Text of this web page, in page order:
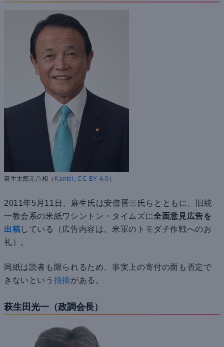
麻生太郎元首相（ Kantei, CC BY 4.0 ）
2011年5月11日、麻生氏は安倍晋三氏らとともに、旧統
一教会系の米紙ワシントン・タイムズに全面意見広告を
出稿している（広告内容は、米軍のトモダチ作戦へのお
礼）。
同紙は読者も限られるため、事実上の寄付の面も否定で
きないという 指摘がある。
萩生田光一（政調会長）